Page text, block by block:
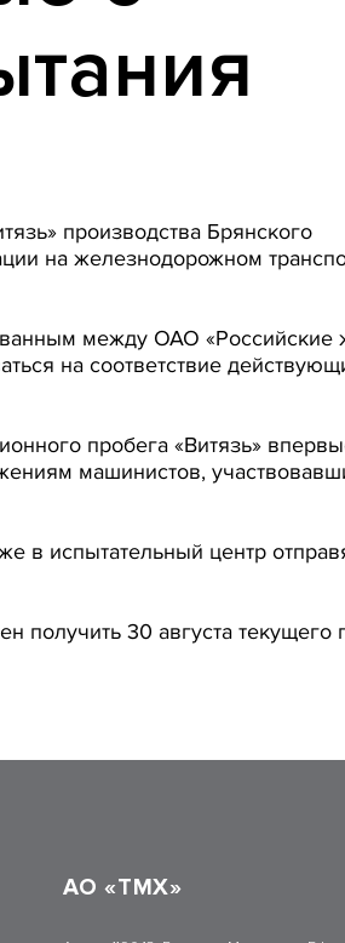
производства Брянского
на железнодорожном
между ОАО
на соответствие
пробега «Витязь»
машинистов,
в испытательный центр
получить 30 августа текущего
АО «ТМХ»